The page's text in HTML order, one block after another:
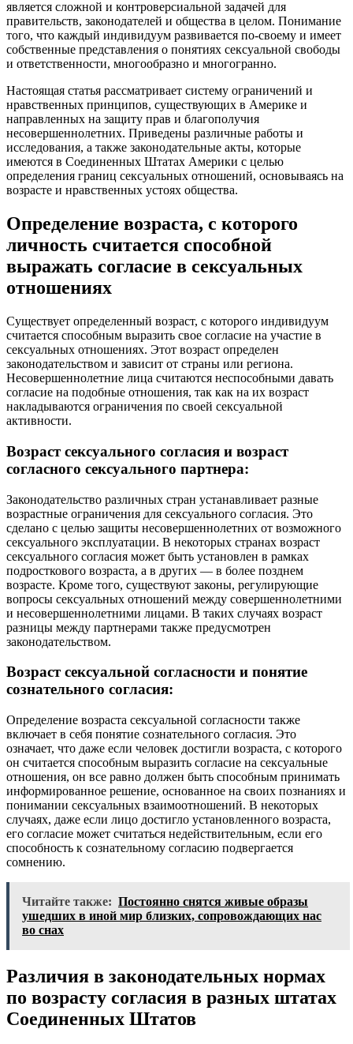
является сложной и контроверсиальной задачей для
правительств, законодателей и общества в целом. Понимание
того, что каждый индивидуум развивается по-своему и имеет
собственные представления о понятиях сексуальной свободы
и ответственности, многообразно и многогранно.
Настоящая статья рассматривает систему ограничений и
нравственных принципов, существующих в Америке и
направленных на защиту прав и благополучия
несовершеннолетних. Приведены различные работы и
исследования, а также законодательные акты, которые
имеются в Соединенных Штатах Америки с целью
определения границ сексуальных отношений, основываясь на
возрасте и нравственных устоях общества.
Определение возраста, с которого
личность считается способной
выражать согласие в сексуальных
отношениях
Существует определенный возраст, с которого индивидуум
считается способным выразить свое согласие на участие в
сексуальных отношениях. Этот возраст определен
законодательством и зависит от страны или региона.
Несовершеннолетние лица считаются неспособными давать
согласие на подобные отношения, так как на их возраст
накладываются ограничения по своей сексуальной
активности.
Возраст сексуального согласия и возраст
согласного сексуального партнера:
Законодательство различных стран устанавливает разные
возрастные ограничения для сексуального согласия. Это
сделано с целью защиты несовершеннолетних от возможного
сексуального эксплуатации. В некоторых странах возраст
сексуального согласия может быть установлен в рамках
подросткового возраста, а в других — в более позднем
возрасте. Кроме того, существуют законы, регулирующие
вопросы сексуальных отношений между совершеннолетними
и несовершеннолетними лицами. В таких случаях возраст
разницы между партнерами также предусмотрен
законодательством.
Возраст сексуальной согласности и понятие
сознательного согласия:
Определение возраста сексуальной согласности также
включает в себя понятие сознательного согласия. Это
означает, что даже если человек достигли возраста, с которого
он считается способным выразить согласие на сексуальные
отношения, он все равно должен быть способным принимать
информированное решение, основанное на своих познаниях и
понимании сексуальных взаимоотношений. В некоторых
случаях, даже если лицо достигло установленного возраста,
его согласие может считаться недействительным, если его
способность к сознательному согласию подвергается
сомнению.
Читайте также: Постоянно снятся живые образы
ушедших в иной мир близких, сопровождающих нас
во снах
Различия в законодательных нормах
по возрасту согласия в разных штатах
Соединенных Штатов